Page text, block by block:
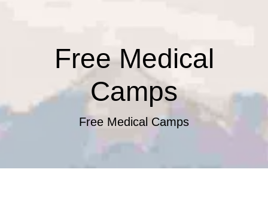
Free Medical
Camps
Free Medical Camps